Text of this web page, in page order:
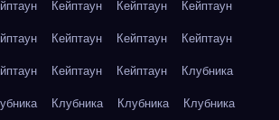
Кейптаун Кейптаун
Кейптаун
Кейптаун Кейптаун
Кейптаун
Кейптаун Кейптаун
Клубника
Клубника Клубника
Клубника